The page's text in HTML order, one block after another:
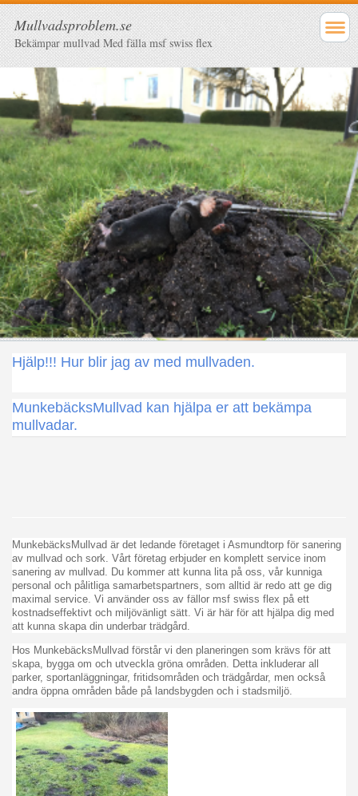
Mullvadsproblem.se
Bekämpar mullvad Med fälla msf swiss flex
Hjälp!!! Hur blir jag av med mullvaden.
MunkebäcksMullvad kan hjälpa er att bekämpa
mullvadar.
MunkebäcksMullvad är det ledande företaget i Asmundtorp för sanering
av mullvad och sork. Vårt företag erbjuder en komplett service inom
sanering av mullvad. Du kommer att kunna lita på oss, vår kunniga
personal och pålitliga samarbetspartners, som alltid är redo att ge dig
maximal service. Vi använder oss av fällor msf swiss flex på ett
kostnadseffektivt och miljövänligt sätt. Vi är här för att hjälpa dig med
att kunna skapa din underbar trädgård.
Hos MunkebäcksMullvad förstår vi den planeringen som krävs för att
skapa, bygga om och utveckla gröna områden. Detta inkluderar all
parker, sportanläggningar, fritidsområden och trädgårdar, men också
andra öppna områden både på landsbygden och i stadsmiljö.